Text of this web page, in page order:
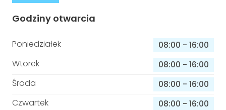
Godziny otwarcia
Poniedziałek 08:00 - 16:00
Wtorek
08:00 - 16:00
Środa
08:00 - 16:00
Czwartek
08:00 - 16:00